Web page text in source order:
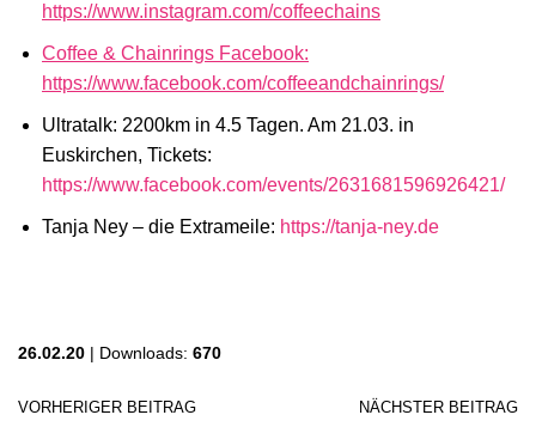
https://www.instagram.com/coffeechains
Coffee & Chainrings Facebook:
https://www.facebook.com/coffeeandchainrings/
Ultratalk: 2200km in 4.5 Tagen. Am 21.03. in
Euskirchen, Tickets:
https://www.facebook.com/events/2631681596926421/
Tanja Ney – die Extrameile: https://tanja-ney.de
26.02.20 | Downloads: 670
VORHERIGER BEITRAG NÄCHSTER BEITRAG